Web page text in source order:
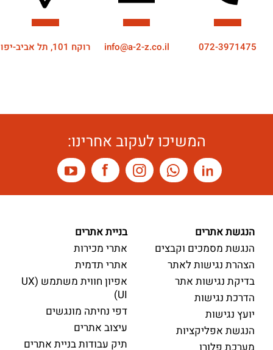
072-3971475
info@a-2-z.co.il רוקח 101, תל אביב-יפו
המשיכו לעקוב אחרינו:
הנגשת אתרים
הנגשת מסמכים וקבצים
הצהרת נגישות לאתר
בדיקת נגישות אתר
הדרכת נגישות
יועץ נגישות
הנגשת אפליקציות
בניית אתרים
אתרי מכירות
אתרי תדמית
אפיון חווית משתמש (UX
UI)
דפי נחיתה מונגשים
עיצוב אתרים
תיק עבודות בניית אתרים